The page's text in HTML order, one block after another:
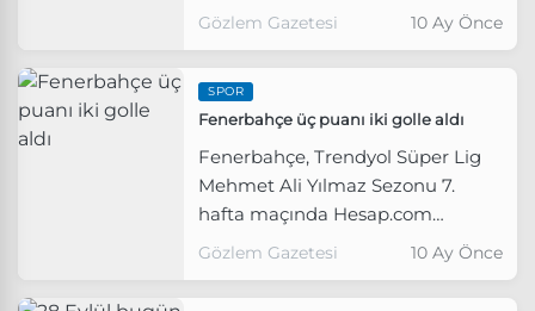
görevinden istifa etti.
Gözlem Gazetesi 10 Ay Önce
SPOR
Fenerbahçe üç puanı iki golle aldı
Fenerbahçe, Trendyol Süper Lig
Mehmet Ali Yılmaz Sezonu 7.
hafta maçında Hesap.com
Antalyaspor’u konuk etti.
Gözlem Gazetesi 10 Ay Önce